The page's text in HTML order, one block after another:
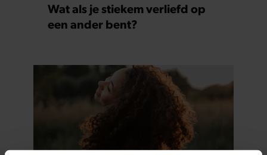
Wat als je stiekem verliefd op
een ander bent?